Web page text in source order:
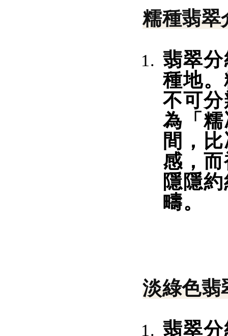
糯種翡翠
翡翠
種地
不可
為「
間，
感，
隱隱
疇。
淡綠色翡
翡翠